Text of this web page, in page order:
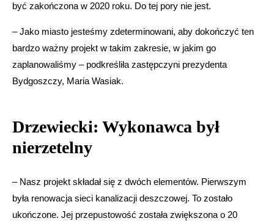
być zakończona w 2020 roku. Do tej pory nie jest.
– Jako miasto jesteśmy zdeterminowani, aby dokończyć ten
bardzo ważny projekt w takim zakresie, w jakim go
zaplanowaliśmy – podkreśliła zastępczyni prezydenta
Bydgoszczy, Maria Wasiak.
Drzewiecki: Wykonawca był
nierzetelny
– Nasz projekt składał się z dwóch elementów. Pierwszym
była renowacja sieci kanalizacji deszczowej. To zostało
ukończone. Jej przepustowość została zwiększona o 20